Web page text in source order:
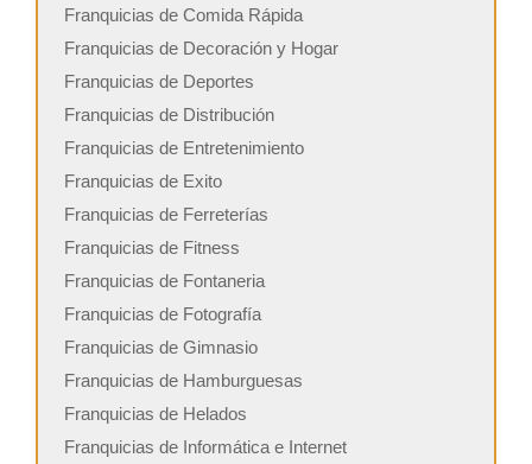
Franquicias de Comida Rápida
Franquicias de Decoración y Hogar
Franquicias de Deportes
Franquicias de Distribución
Franquicias de Entretenimiento
Franquicias de Exito
Franquicias de Ferreterías
Franquicias de Fitness
Franquicias de Fontaneria
Franquicias de Fotografía
Franquicias de Gimnasio
Franquicias de Hamburguesas
Franquicias de Helados
Franquicias de Informática e Internet